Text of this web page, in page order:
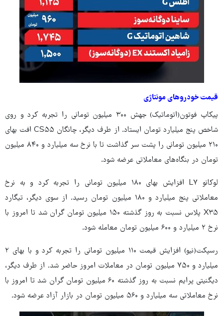
قیمت خودروهای مونتاژی
پیکاپ فوتون(اتوماتیک) جهش ۳۰۰ میلیون تومانی را تجربه کرد و روی
شاخص پنج میلیارد تومان ایستاد. از طرف دیگر، چانگان CS۵۵ افت بهای
۲۱۰ میلیون تومانی را پشت سر گذاشت تا با نرخ سه میلیارد و ۸۴۰ میلیون
تومان در بنگاه‌های معاملاتی عرضه شود.
لوکانو L۷ افزایش بهای ۱۸۰ میلیون تومانی را تجربه کرد و به نرخ
معاملاتی پنج میلیارد و ۱۸۰ میلیون تومان رسید. از سوی دیگر، تیگارد
X۳۵ پلاس نسبت به روز گذشته ۱۵۰ میلیون تومان گران شد تا امروز با
نرخ ۲ میلیارد و ۶۰۰ میلیون تومان معامله شود.
رسپکت(نیو) افزایش قیمت ۱۱۰ میلیون تومانی را تجربه کرد و با بهای ۲
میلیارد و ۷۵۰ میلیون تومان در معاملات امروز حاضر شد. از طرف دیگر،
دیگنیتی پرایم نسبت به روز گذشته ۶۰ میلیون تومان گران شد تا امروز با
نرخ معاملاتی سه میلیارد و ۵۶۰ میلیون تومان در بازار آزاد عرضه شود.